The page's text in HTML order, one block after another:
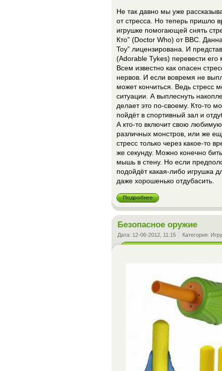
Не так давно мы уже
от стресса. Но теперь пришло
игрушке помогающей снять
Кто” (Doctor Who) от BBC.
Toy” лицензирована. И
(Adorable Tykes) перевести его
Всем известно как опасен
нервов. И если вовремя не
может кончиться. Ведь стресс
ситуации. А выплеснуть
делает это по-своему. Кто-то
пойдёт в спортивный зал и
А кто-то включит свою
различных монстров, или же
стресс только через какое-то
же секунду. Можно конечно
мышь в стену. Но если
подойдёт какая-либо игрушка
даже хорошенько отдубасить.
Подробнее
Безопасное оружие
Дата: 12-06-2012, 11:15 Категория: